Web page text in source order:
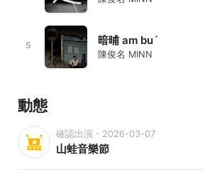
5 暗晡 am buˊ
陳俊名 MINN
動態
確認出演・2026-03-07
山蛙音樂節